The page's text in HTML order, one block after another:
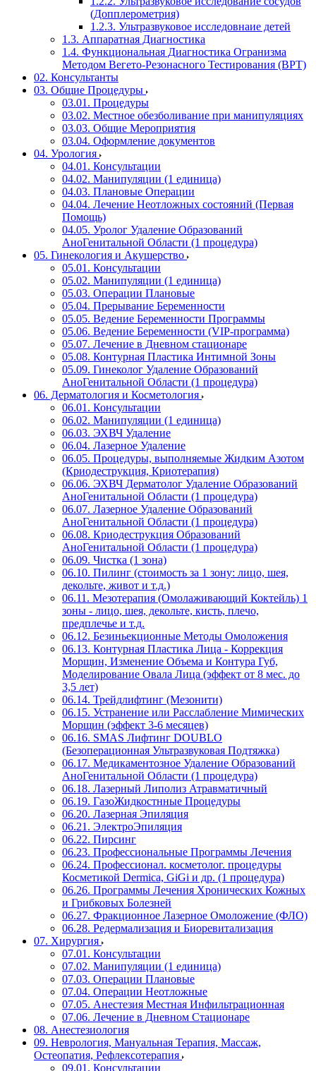
(Допплерометрия)
1.2.3. Ультразвуковое исследовнаие детей
1.3. Аппаратная Диагностика
1.4. Функциональная Диагностика Огранизма
Методом Вегето-Резонасного Тестирования (ВРТ)
02. Консультанты
03. Общие Процедуры
03.01. Процедуры
03.02. Местное обезболивание при манипуляциях
03.03. Общие Мероприятия
03.04. Оформление документов
04. Урология
04.01. Консультации
04.02. Манипуляции (1 единица)
04.03. Плановые Операции
04.04. Лечение Неотложных состояний (Первая
Помощь)
04.05. Уролог Удаление Образований
АноГенитальной Области (1 процедура)
05. Гинекология и Акушерство
05.01. Консультации
05.02. Манипуляции (1 единица)
05.03. Операции Плановые
05.04. Прерывание Беременности
05.05. Ведение Беременности Программы
05.06. Ведение Беременности (VIP-программа)
05.07. Лечение в Дневном стационаре
05.08. Контурная Пластика Интимной Зоны
05.09. Гинеколог Удаление Образований
АноГенитальной Области (1 процедура)
06. Дерматология и Косметология
06.01. Консультации
06.02. Манипуляции (1 единица)
06.03. ЭХВЧ Удаление
06.04. Лазерное Удаление
06.05. Процедуры, выполняемые Жидким Азотом
(Криодеструкция, Криотерапия)
06.06. ЭХВЧ Дерматолог Удаление Образований
АноГенитальной Области (1 процедура)
06.07. Лазерное Удаление Образований
АноГенитальной Области (1 процедура)
06.08. Криодеструкция Образований
АноГенитальной Области (1 процедура)
06.09. Чистка (1 зона)
06.10. Пилинг (стоимость за 1 зону: лицо, шея,
декольте, живот и т.д.)
06.11. Мезотерапия (Омолаживающий Коктейль) 1
зоны - лицо, шея, декольте, кисть, плечо,
предплечье и т.д.
06.12. Безиньекционные Методы Омоложения
06.13. Контурная Пластика Лица - Коррекция
Морщин, Изменение Объема и Контура Губ,
Моделирование Овала Лица (эффект от 8 мес. до
3,5 лет)
06.14. Трейдлифтинг (Мезонити)
06.15. Устранение или Расслабление Мимических
Морщин (эффект 3-6 месяцев)
06.16. SMAS Лифтинг DOUBLO
(Безоперационная Ультразвуковая Подтяжка)
06.17. Медикаментозное Удаление Образований
АноГенитальной Области (1 процедура)
06.18. Лазерный Липолиз Атравматичный
06.19. ГазоЖидкостнные Процедуры
06.20. Лазерная Эпиляция
06.21. ЭлектроЭпиляция
06.22. Пирсинг
06.23. Профессиональные Программы Лечения
06.24. Профессионал. косметолог. процедуры
Косметикой Dermica, GiGi и др. (1 процедура)
06.26. Программы Лечения Хронических Кожных
и Грибковых Болезней
06.27. Фракционное Лазерное Омоложение (ФЛО)
06.28. Редермализация и Биоревитализация
07. Хирургия
07.01. Консультации
07.02. Манипуляции (1 единица)
07.03. Операции Плановые
07.04. Операции Неотложные
07.05. Анестезия Местная Инфильтрационная
07.06. Лечение в Дневном Стационаре
08. Анестезиология
09. Неврология, Мануальная Терапия, Массаж,
Остеопатия, Рефлексотерапия
09.01. Консультации